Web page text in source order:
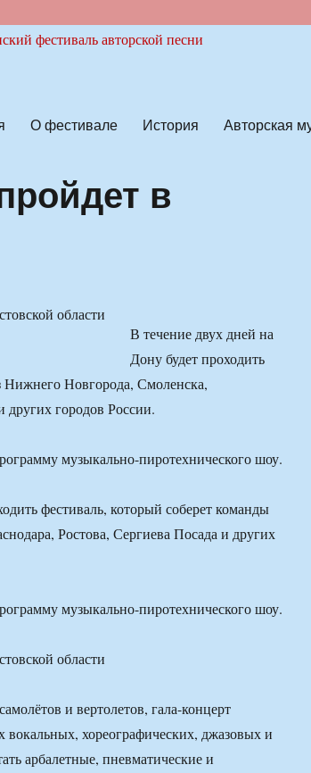
О фестивале История Авторская
в
В течение двух дней на
Дону будет проходить
Нижнего Новгорода, Смоленска,
других городов России.
музыкально-пиротехнического шоу.
фестиваль, который соберет команды
Ростова, Сергиева Посада и других
музыкально-пиротехнического шоу.
и вертолетов, гала-концерт
хореографических, джазовых и
арбалетные, пневматические и